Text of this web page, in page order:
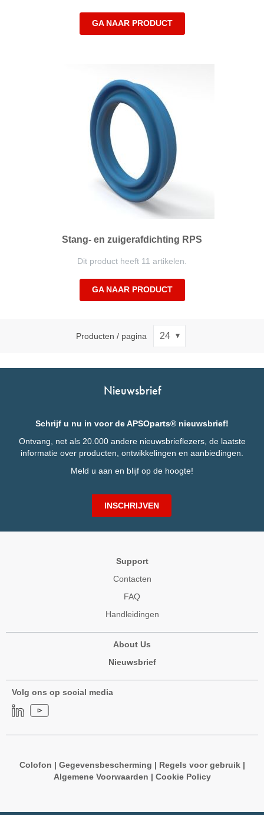
GA NAAR PRODUCT
Stang- en zuigerafdichting RPS
Dit product heeft 11 artikelen.
GA NAAR PRODUCT
Producten / pagina
Nieuwsbrief
Schrijf u nu in voor de APSOparts® nieuwsbrief!
Ontvang, net als 20.000 andere nieuwsbrieflezers, de laatste
informatie over producten, ontwikkelingen en aanbiedingen.
Meld u aan en blijf op de hoogte!
INSCHRIJVEN
Support
Contacten
FAQ
Handleidingen
About Us
Nieuwsbrief
Volg ons op social media
Colofon | Gegevensbescherming | Regels voor gebruik|
Algemene Voorwaarden | Cookie Policy